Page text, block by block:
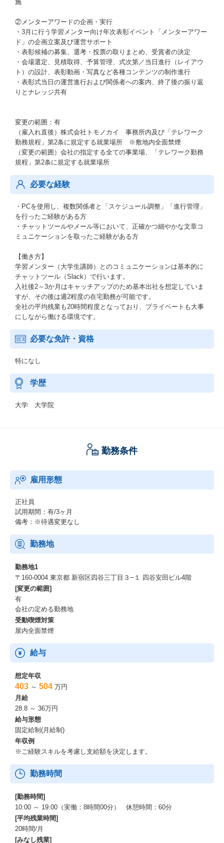
施
②メンターアワードの企画・実行
・3月に行う学習メンター向け年次表彰イベント「メンターアワー
ド」の企画立案及び運営サポート
・表彰候補の募集、選考・投票の取りまとめ、受賞者の決定
・会場選定、見積取得、予算管理、式次第／当日進行（レイアウ
ト）の設計、表彰動画・写真など各種コンテンツの制作進行
・表彰式当日の運営進行および関係者への案内、終了後の振り返
りとナレッジ共有
変更の範囲：有
（雇入れ直後）株式会社トモノカイ 事務所内及び「テレワーク
勤務規程」第2条に規定する就業場所 ※敷地内全面禁煙
（変更の範囲）会社の指定する全ての事業場、「テレワーク勤務
規程」第2条に規定する就業場所
必要な経験
・PCを使用し、複数関係者と「スケジュール調整」「進行管理」
を行ったご経験がある方
・チャットツールやメール等において、正確かつ細やかな文章コ
ミュニケーションを取ったご経験がある方
【働き方】
学習メンター（大学生講師）とのコミュニケーションは基本的に
チャットツール（Slack）で行います。
入社後2～3か月はキャッチアップのため基本出社を想定していま
すが、その後は週2程度の在宅勤務が可能です。
全社の平均残業も20時間程度となっており、プライベートも大事
にしながら働ける環境です。
必要な免許・資格
特になし
学歴
大学 大学院
勤務条件
雇用形態
正社員
試用期間：有/3ヶ月
備考：※待遇変更なし
勤務地
勤務地1
〒160-0004 東京都 新宿区四谷三丁目３−１ 四谷安田ビル4階
[変更の範囲]
有
会社の定める勤務地
受動喫煙対策
屋内全面禁煙
給与
想定年収
403 ～ 504 万円
月給
28.8 ～ 36万円
給与形態
固定給制(月給制)
年収例
※ご経験スキルを考慮し支給額を決定します。
勤務時間
[勤務時間]
10:00 ～ 19:00（実働：8時間00分） 休憩時間：60分
[平均残業時間]
20時間/月
[みなし残業]